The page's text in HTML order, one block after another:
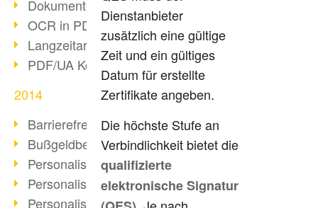
Dokumente konform konvertieren
OCR in PDF
Langzeitarchivierung SAP
PDF/UA Kommunikation
2014
Barrierefreie PDF/UA
Bußgeldbescheide & PDF/A
Personalisierter Druck III
Personalisierter Druck II
Personalisierter Druck I
Dienstanbieter
zusätzlich eine gültige
Zeit und ein gültiges
Datum für erstellte
Zertifikate angeben.
Die höchste Stufe an
Verbindlichkeit bietet die
qualifizierte
elektronische Signatur